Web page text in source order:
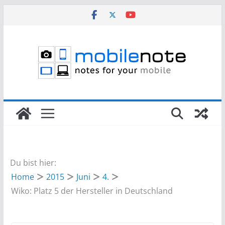
Du bist hier:
Home
2015 Juni
4.
Wiko: Platz 5 der Hersteller in Deutschland